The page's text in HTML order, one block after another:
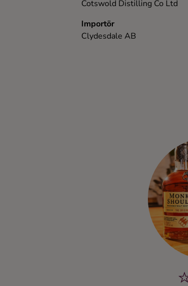
Cotswold Distilling Co Ltd
Importör
Clydesdale AB